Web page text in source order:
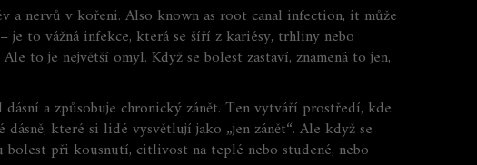
a nervů v kořeni. Also known as root canal infection, it může
je to vážná infekce, která se šíří z kariésy, trhliny nebo
to je největší omyl. Když se bolest zastaví, znamená to jen,
a způsobuje chronický zánět. Ten vytváří prostředí, kde
dásně, které si lidé vysvětlují jako „jen zánět“. Ale když se
bolest při kousnutí, citlivost na teplé nebo studené, nebo